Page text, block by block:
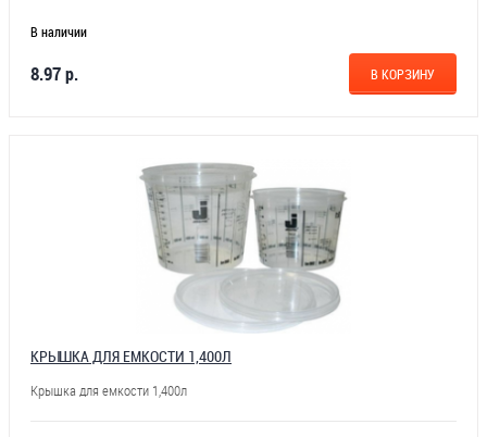
В наличии
8.97 р. В КОРЗИНУ
КРЫШКА ДЛЯ ЕМКОСТИ 1,400Л
Крышка для емкости 1,400л